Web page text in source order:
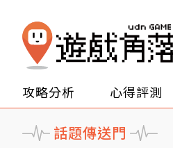
攻略分析 心得評測
話題傳送門